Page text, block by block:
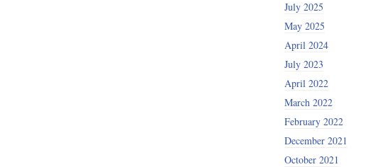
July 2025
May 2025
April 2024
July 2023
April 2022
March 2022
February 2022
December 2021
October 2021